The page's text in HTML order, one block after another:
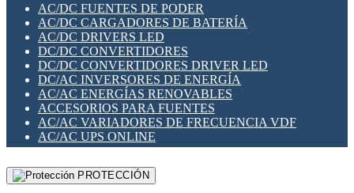
SWITCH Y MICROSWITCH
TARJETAS PI
UNIÓN Y DERIVACIÓN DE CABLE
PLACAS MODULARES IOT
SWITCHES Y REDES WIFI
SOLUCIONES IOT
SOLUCIONES LORAWAN
SOLUCIONES RED CELULAR
SEGURIDAD PARA REDES
SWITCHES LAN
TELEFONÍA IP (VOIP)
VIGILANCIA IP (CCTV)
MESHTASTIC
AC/DC FUENTES DE PODER
AC/DC CARGADORES DE BATERÍA
AC/DC DRIVERS LED
DC/DC CONVERTIDORES
DC/DC CONVERTIDORES DRIVER LED
DC/AC INVERSORES DE ENERGÍA
AC/AC ENERGÍAS RENOVABLES
ACCESORIOS PARA FUENTES
AC/AC VARIADORES DE FRECUENCIA VDF
AC/AC UPS ONLINE
PROTECCIÓN